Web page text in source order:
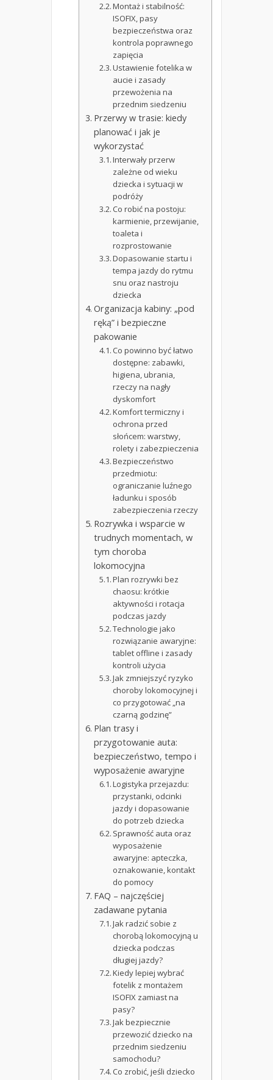
Montaż i stabilność:
ISOFIX, pasy
bezpieczeństwa oraz
kontrola poprawnego
zapięcia
Ustawienie fotelika w
aucie i zasady
przewożenia na
przednim siedzeniu
Przerwy w trasie: kiedy
planować i jak je
wykorzystać
Interwały przerw
zależne od wieku
dziecka i sytuacji w
podróży
Co robić na postoju:
karmienie, przewijanie,
toaleta i
rozprostowanie
Dopasowanie startu i
tempa jazdy do rytmu
snu oraz nastroju
dziecka
Organizacja kabiny: „pod
ręką” i bezpieczne
pakowanie
Co powinno być łatwo
dostępne: zabawki,
higiena, ubrania,
rzeczy na nagły
dyskomfort
Komfort termiczny i
ochrona przed
słońcem: warstwy,
rolety i zabezpieczenia
Bezpieczeństwo
przedmiotu:
ograniczanie luźnego
ładunku i sposób
zabezpieczenia rzeczy
Rozrywka i wsparcie w
trudnych momentach, w
tym choroba
lokomocyjna
Plan rozrywki bez
chaosu: krótkie
aktywności i rotacja
podczas jazdy
Technologie jako
rozwiązanie awaryjne:
tablet offline i zasady
kontroli użycia
Jak zmniejszyć ryzyko
choroby lokomocyjnej i
co przygotować „na
czarną godzinę”
Plan trasy i
przygotowanie auta:
bezpieczeństwo, tempo i
wyposażenie awaryjne
Logistyka przejazdu:
przystanki, odcinki
jazdy i dopasowanie
do potrzeb dziecka
Sprawność auta oraz
wyposażenie
awaryjne: apteczka,
oznakowanie, kontakt
do pomocy
FAQ – najczęściej
zadawane pytania
Jak radzić sobie z
chorobą lokomocyjną u
dziecka podczas
długiej jazdy?
Kiedy lepiej wybrać
fotelik z montażem
ISOFIX zamiast na
pasy?
Jak bezpiecznie
przewozić dziecko na
przednim siedzeniu
samochodu?
Co zrobić, jeśli dziecko